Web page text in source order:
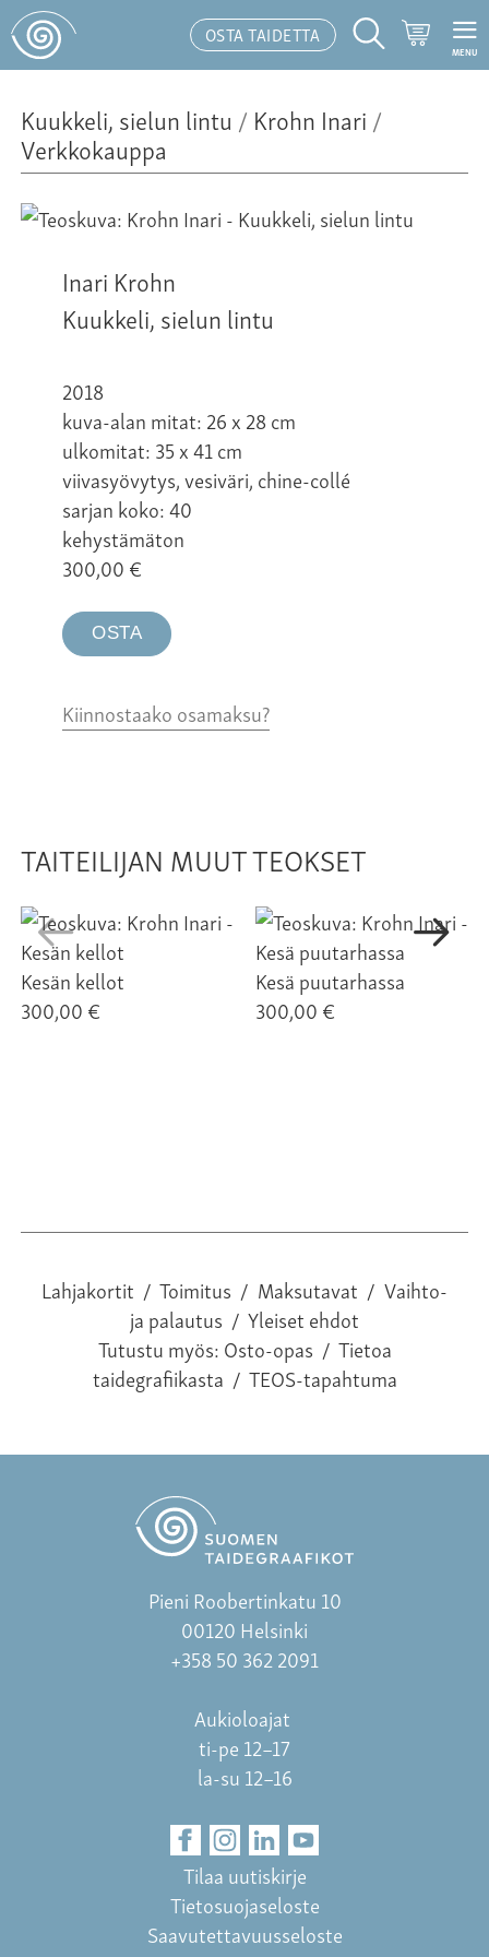
OSTA TAIDETTA
Hakutoiminto
MENU
Kuukkeli, sielun lintu / Krohn Inari/
Verkkokauppa
Inari Krohn
Kuukkeli, sielun lintu
2018
kuva-alan mitat: 26 x 28 cm
ulkomitat: 35 x 41 cm
viivasyövytys, vesiväri, chine-collé
sarjan koko: 40
kehystämäton
300,00€
OSTA
Kiinnostaako osamaksu?
TAITEILIJAN MUUT TEOKSET
Kesän kellot
300,00 €
Kesä puutarhassa
300,00 €
Lahjakortit / Toimitus / Maksutavat / Vaihto-
ja palautus / Yleiset ehdot
Tutustu myös:Osto-opas / Tietoa
taidegrafiikasta / TEOS-tapahtuma
Pieni Roobertinkatu 10
00120 Helsinki
+358 50 362 2091
Aukioloajat
ti-pe 12–17
la-su 12–16
Tilaa uutiskirje
Tietosuojaseloste
Saavutettavuusseloste